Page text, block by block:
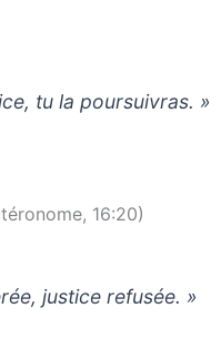
tu la poursuivras. »
16:20)
justice refusée. »